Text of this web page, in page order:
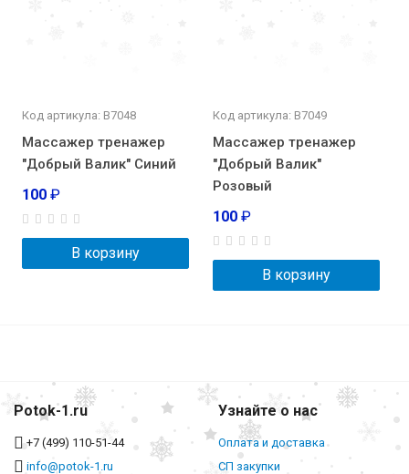
Код артикула: В7048
Массажер тренажер
"Добрый Валик" Синий
100 ₽
В корзину
Код артикула: В7049
Массажер тренажер
"Добрый Валик"
Розовый
100 ₽
В корзину
Potok-1.ru
+7 (499) 110-51-44
info@potok-1.ru
Узнайте о нас
Оплата и доставка
СП закупки